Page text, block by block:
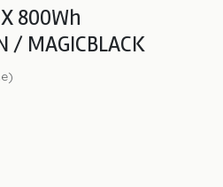
800Wh
/ MAGICBLACK